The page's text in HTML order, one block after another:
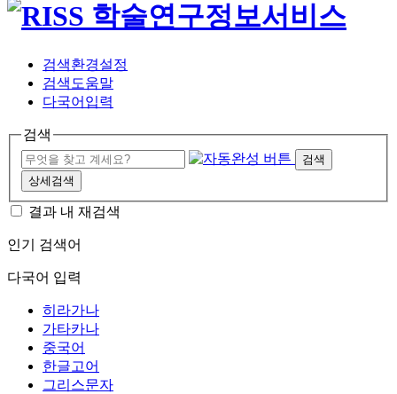
검색환경설정
검색도움말
다국어입력
검색
검색
상세검색
결과 내 재검색
인기 검색어
다국어 입력
히라가나
가타카나
중국어
한글고어
그리스문자